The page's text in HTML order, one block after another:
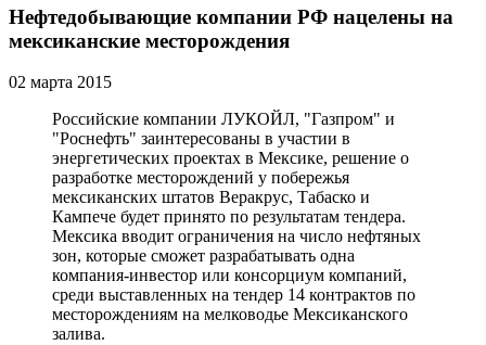
Нефтедобывающие компании РФ нацелены на
мексиканские месторождения
02 марта 2015
Российские компании ЛУКОЙЛ, "Газпром" и
"Роснефть" заинтересованы в участии в
энергетических проектах в Мексике, решение о
разработке месторождений у побережья
мексиканских штатов Веракрус, Табаско и
Кампече будет принято по результатам тендера.
Мексика вводит ограничения на число нефтяных
зон, которые сможет разрабатывать одна
компания-инвестор или консорциум компаний,
среди выставленных на тендер 14 контрактов по
месторождениям на мелководье Мексиканского
залива.